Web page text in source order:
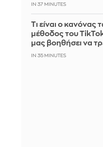
IN 37 MINUTES
Τι είναι ο
μέθοδος του
μας βοηθήσει να
IN 35 MINUTES